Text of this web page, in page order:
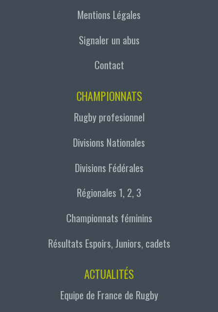
Mentions Légales
Signaler un abus
Contact
CHAMPIONNATS
Rugby profesionnel
Divisions Nationales
Divisions Fédérales
Régionales 1, 2, 3
Championnats féminins
Résultats Espoirs, Juniors, cadets
ACTUALITÉS
Equipe de France de Rugby